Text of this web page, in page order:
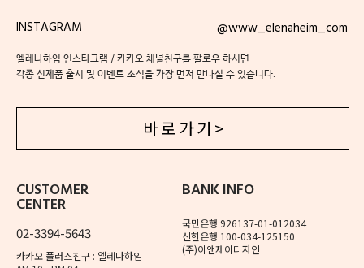
INSTAGRAM @www_elenaheim_com
엘레나하임 인스타그램 / 카카오 채널친구를 팔로우 하시면
각종 신제품 출시 및 이벤트 소식을 가장 먼저 만나실 수 있습니다.
바 로 가 기 >
CUSTOMER
CENTER
02-3394-5643
카카오 플러스친구 : 엘레나하임
BANK INFO
국민은행 926137-01-012034
신한은행 100-034-125150
(주)이앤제이디자인